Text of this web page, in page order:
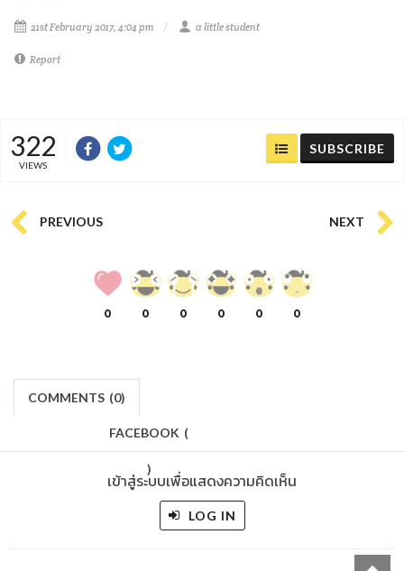
21st February 2017, 4:04 pm a little student
Report
322
VIEWS
SUBSCRIBE
PREVIOUS NEXT
0 0 0 0 0 0
COMMENTS (0)
FACEBOOK (
)
เข้าสู่ระบบเพื่อแสดงความคิดเห็น
LOG IN